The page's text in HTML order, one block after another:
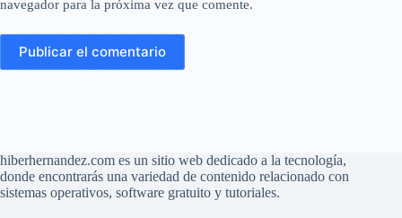
navegador para la próxima vez que comente.
Publicar el comentario
hiberhernandez.com es un sitio web dedicado a la tecnología,
donde encontrarás una variedad de contenido relacionado con
sistemas operativos, software gratuito y tutoriales.